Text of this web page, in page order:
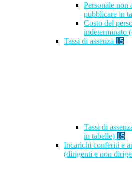
Personale non
pubblicare in
Costo del
indeterminato
Tassi di assenza 15
Tassi di
in tabelle) 15
Incarichi conferiti e
(dirigenti e non